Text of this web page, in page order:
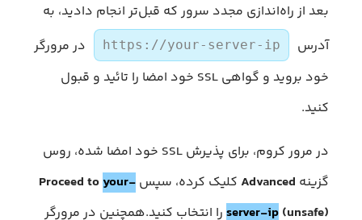
بعد از راه‌اندازی مجدد سرور که قبل‌تر انجام دادید، به
آدرس
https://your-server-ip
در مرورگر
خود بروید و گواهی SSL خود امضا را تائید و قبول
کنید.
در مرور کروم، برای پذیرش SSL خود امضا شده، روس
گزینه Advanced کلیک کرده، سپس Proceed toyour-
server-ip (unsafe)
را انتخاب کنید.همچنین در مرورگر